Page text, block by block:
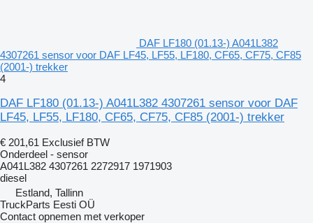
DAF LF180 (01.13-) A041L382
4307261 sensor voor DAF LF45, LF55, LF180, CF65, CF75, CF85
(2001-) trekker
4
DAF LF180 (01.13-) A041L382 4307261 sensor voor DAF
LF45, LF55, LF180, CF65, CF75, CF85 (2001-) trekker
€ 201,61 Exclusief BTW
Onderdeel - sensor
A041L382 4307261 2272917 1971903
diesel
Estland, Tallinn
TruckParts Eesti OÜ
Contact opnemen met verkoper